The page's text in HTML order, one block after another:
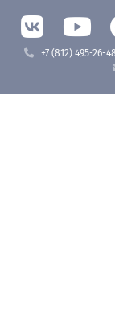
+7 (812) 495-